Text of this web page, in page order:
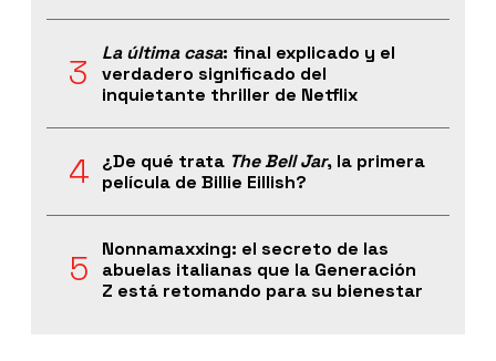
La última casa: final explicado y el
verdadero significado del
inquietante thriller de Netflix
¿De qué trata The Bell Jar, la primera
película de Billie Eillish?
Nonnamaxxing: el secreto de las
abuelas italianas que la Generación
Z está retomando para su bienestar